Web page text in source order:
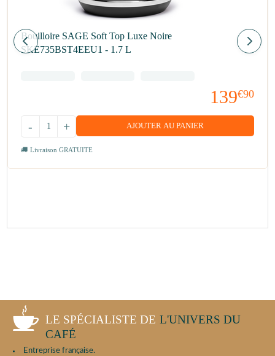
Bouilloire SAGE Soft Top Luxe Noire
SKE735BST4EEU1 - 1.7 L
139€90
+
- AJOUTER AU PANIER
Livraison GRATUITE
LE SPÉCIALISTE DE L'UNIVERS DU
CAFÉ
Entreprise française.